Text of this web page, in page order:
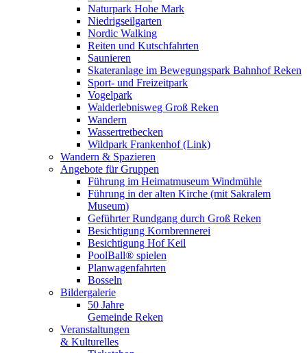
Naturpark Hohe Mark
Niedrigseilgarten
Nordic Walking
Reiten und Kutschfahrten
Saunieren
Skateranlage im Bewegungspark Bahnhof Reken
Sport- und Freizeitpark
Vogelpark
Walderlebnisweg Groß Reken
Wandern
Wassertretbecken
Wildpark Frankenhof (Link)
Wandern & Spazieren
Angebote für Gruppen
Führung im Heimatmuseum Windmühle
Führung in der alten Kirche (mit Sakralem
Museum)
Geführter Rundgang durch Groß Reken
Besichtigung Kornbrennerei
Besichtigung Hof Keil
PoolBall® spielen
Planwagenfahrten
Bosseln
Bildergalerie
50 Jahre
Gemeinde Reken
Veranstaltungen
& Kulturelles